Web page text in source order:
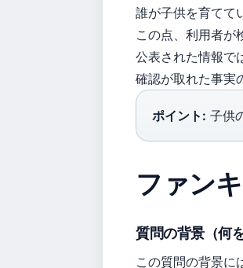
誰が子供を育てて
この点、利用者が
公表された情報で
確認が取れた事実
ポイント: 子供
ファン
質問の背景（何
この質問の背景に